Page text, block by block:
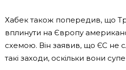
Хабек також попередив, що
вплинути на Європу
схемою. Він заявив, що ЄС не
такі заходи, оскільки вони